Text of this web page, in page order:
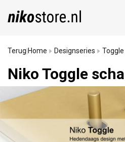
Terug Home Designseries Toggle
Niko Toggle